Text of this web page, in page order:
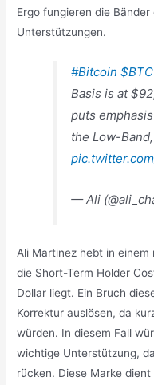
Ergo fungieren die
Unterstützungen.
#Bitcoin $BTC
Basis is at
puts
the Low-
— Ali
Ali Martinez hebt in
die Short-Term Holder
Dollar liegt. Ein Bruch
Korrektur auslösen, da
würden. In diesem Fall
wichtige Unterstützung,
rücken. Diese Marke